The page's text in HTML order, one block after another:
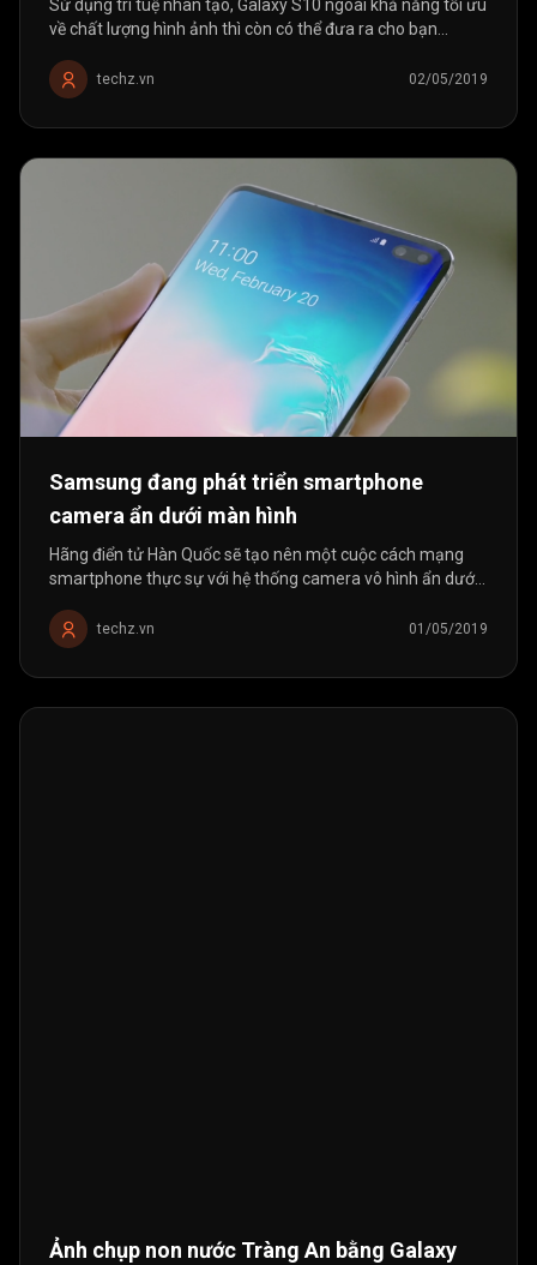
Sử dụng trí tuệ nhân tạo, Galaxy S10 ngoài khả năng tối ưu
về chất lượng hình ảnh thì còn có thể đưa ra cho bạn
chỉnh”.techz.vn 02/05/2019
Samsung đang phát triển smartphone
camera ẩn dưới màn hình
Hãng điển tử Hàn Quốc sẽ tạo nên một cuộc cách mạng
smartphone thực sự với hệ thống camera vô hình ẩn dưới
techz.vn 01/05/2019
Ảnh chụp non nước Tràng An bằng Galaxy